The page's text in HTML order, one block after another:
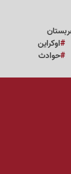
اوکراین
حوادث